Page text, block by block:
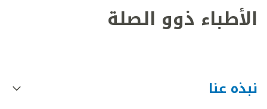
الأطباء ذوو الصلة
نبذه عنا